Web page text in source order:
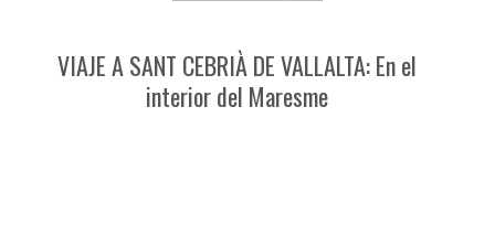
VIAJE A SANT CEBRIÀ DE VALLALTA: En el
interior del Maresme